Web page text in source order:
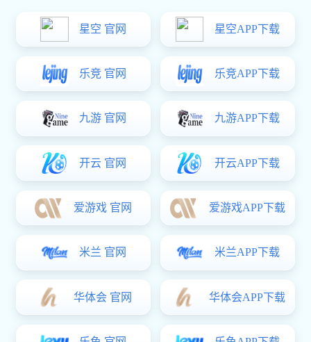
触觉反馈
MCU
高性能MCU
通用型MCU
计算机及周边
电源管理
无线连接